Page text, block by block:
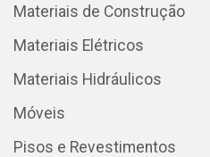
Materiais de Construção
Materiais Elétricos
Materiais Hidráulicos
Móveis
Pisos e Revestimentos